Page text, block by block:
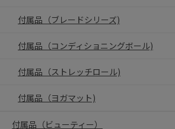
付属品（ブレードシリーズ)
付属品（コンディショニングボール)
付属品（ストレッチロール)
付属品（ヨガマット)
付属品（ビューティー）